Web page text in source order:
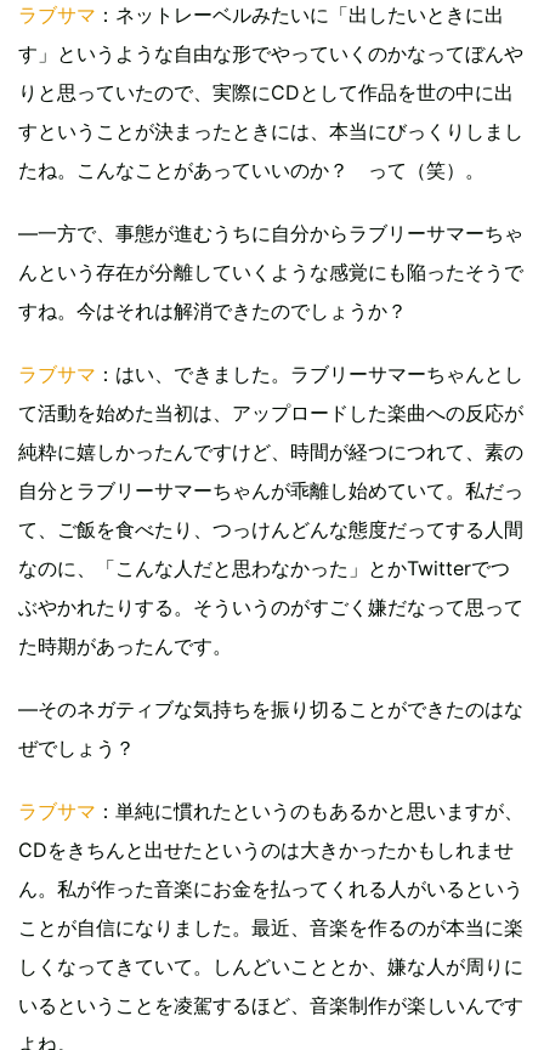
ラブサマ ：ネットレーベルみたいに「出したいときに出
す」というような自由な形でやっていくのかなってぼんや
りと思っていたので、実際にCDとして作品を世の中に出
すということが決まったときには、本当にびっくりしまし
たね。こんなことがあっていいのか？ って（笑）。
―一方で、事態が進むうちに自分からラブリーサマーちゃ
んという存在が分離していくような感覚にも陥ったそうで
すね。今はそれは解消できたのでしょうか？
ラブサマ ：はい、できました。ラブリーサマーちゃんとし
て活動を始めた当初は、アップロードした楽曲への反応が
純粋に嬉しかったんですけど、時間が経つにつれて、素の
自分とラブリーサマーちゃんが乖離し始めていて。私だっ
て、ご飯を食べたり、つっけんどんな態度だってする人間
なのに、「こんな人だと思わなかった」とかTwitterでつ
ぶやかれたりする。そういうのがすごく嫌だなって思って
た時期があったんです。
―そのネガティブな気持ちを振り切ることができたのはな
ぜでしょう？
ラブサマ ：単純に慣れたというのもあるかと思いますが、
CDをきちんと出せたというのは大きかったかもしれませ
ん。私が作った音楽にお金を払ってくれる人がいるという
ことが自信になりました。最近、音楽を作るのが本当に楽
しくなってきていて。しんどいこととか、嫌な人が周りに
いるということを凌駕するほど、音楽制作が楽しいんです
よね。